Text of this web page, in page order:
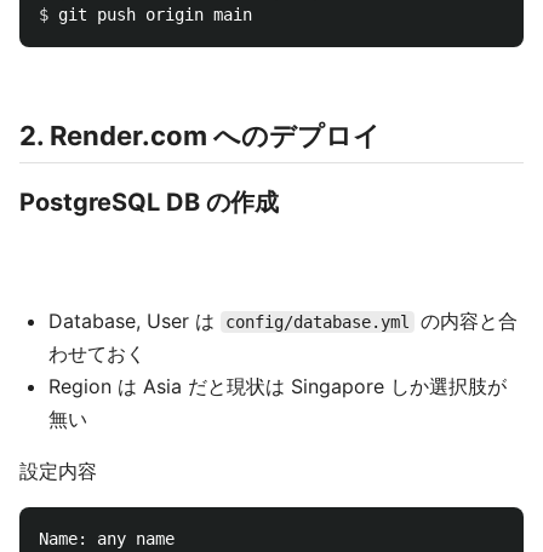
$
2. Render.com へのデプロイ
PostgreSQL DB の作成
Database, User は config/database.yml
の内容と合
わせておく
Region は Asia だと現状は Singapore しか選択肢が
無い
設定内容
Name: any name